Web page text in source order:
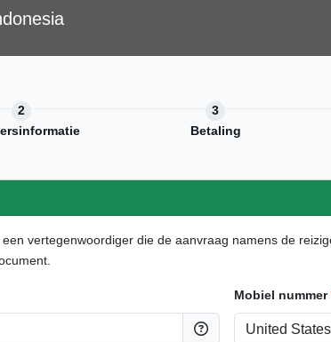
Betaling
vertegenwoordiger die de aanvraag namens de
Mobiel nummer